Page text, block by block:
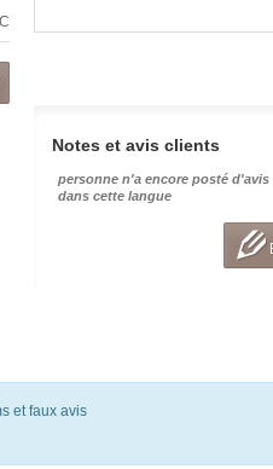
Notes et avis clients
personne n'a encore posté d'avis
dans cette langue
et faux avis